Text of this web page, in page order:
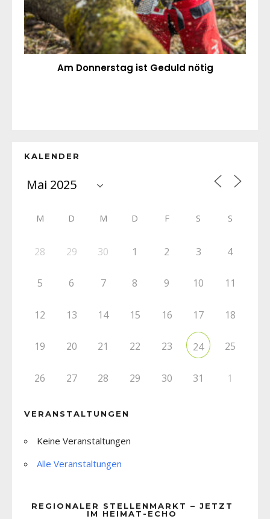
Am Donnerstag ist Geduld nötig
KALENDER
M D M D F S S
28 29 30 1 2 3 4
5 6 7 8 9 10 11
12 13 14 15 16 17 18
19 20 21 22 23 24 25
26 27 28 29 30 31 1
VERANSTALTUNGEN
Keine Veranstaltungen
Alle Veranstaltungen
REGIONALER STELLENMARKT – JETZT
IM HEIMAT-ECHO